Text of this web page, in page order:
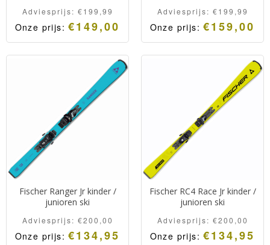
Adviesprijs: €199,99
Onze prijs:€149,00
Elan Formula Red JRS.
Makkelijke en flexibele
kinderski’s met veel grip.
Adviesprijs: €199,99
Onze prijs:€159,00
Elan Pinball Team JRS.
Makkelijke en flexibele
kinderski’s met veel grip.
Fischer Ranger Jr kinder /
junioren ski
Adviesprijs: €200,00
Onze prijs:€134,95
Fischer RC4 Race Jr kinder /
junioren ski
Adviesprijs: €200,00
Onze prijs:€134,95